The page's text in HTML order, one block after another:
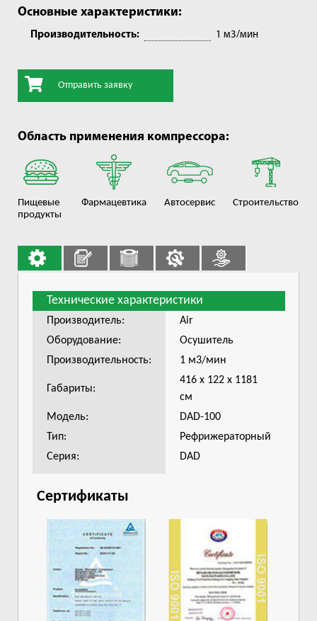
Основные характеристики:
Производительность: 1 м3/мин
Отправить заявку
Область применения компрессора:
Пищевые
продукты
Фармацевтика Автосервис Строительство
Технические характеристики
Производитель:
Air
Оборудование:
Осушитель
Производительность:
1 м3/мин
Габариты:
416 х 122 х 1181
см
Модель:
DAD-100
Тип:
Рефрижераторный
Серия:
DAD
Сертификаты